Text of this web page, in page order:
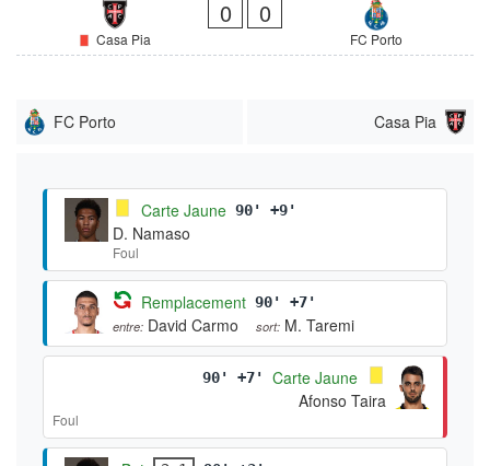
Casa Pia
0 0
FC Porto
FC Porto Casa Pia
Carte Jaune 90' +9'
D. Namaso
Foul
Remplacement 90' +7'
entre: David Carmo sort: M. Taremi
90' +7'
Carte Jaune
Afonso Taira
Foul